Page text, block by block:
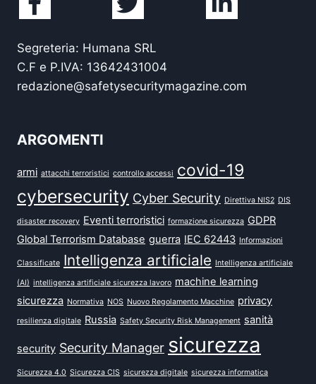
Segreteria: Humana SRL
C.F e P.IVA: 13642431004
redazione@safetysecuritymagazine.com
ARGOMENTI
armi attacchi terroristici controllo accessi covid-19
cybersecurity Cyber Security Direttiva NIS2 DIS
disaster recovery Eventi terroristici formazione sicurezza GDPR
Global Terrorism Database guerra IEC 62443 Informazioni
Classificate Intelligenza artificiale Intelligenza artificiale
(AI) intelligenza artificiale sicurezza lavoro machine learning
sicurezza Normativa NOS Nuovo Regolamento Macchine privacy
resilienza digitale Russia Safety Security Risk Management sanità
security Security Manager sicurezza
Sicurezza 4.0 Sicurezza CIS sicurezza digitale sicurezza informatica